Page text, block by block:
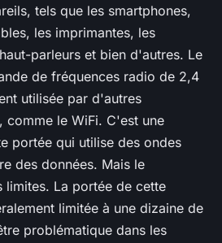
tels que les smartphones,
les imprimantes, les
parleurs et bien d'autres. Le
de fréquences radio de 2,4
utilisée par d'autres
comme le WiFi. C'est une
portée qui utilise des ondes
des données. Mais le
limites. La portée de cette
limitée à une dizaine de
problématique dans les